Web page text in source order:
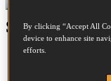
SL503535Z
By clicking “Accept All
device to enhance site
efforts.